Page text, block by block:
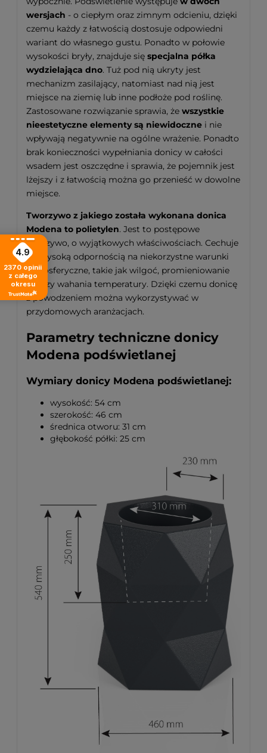
wersjach - o ciepłym oraz zimnym odcieniu, dzięki
czemu każdy z łatwością dostosuje odpowiedni
wariant do własnego gustu. Ponadto w połowie
wysokości bryły, znajduje się specjalna półka
wydzielająca dno. Tuż pod nią ukryty jest
mechanizm zasilający, natomiast nad nią jest
miejsce na ziemię lub inne podłoże pod roślinę.
Zastosowane rozwiązanie sprawia, że wszystkie
nieestetyczne elementy są niewidoczne i nie
wpływają negatywnie na ogólne wrażenie. Ponadto
brak konieczności wypełniania donicy w całości
wsadem jest oszczędne i sprawia, że pojemnik jest
lżejszy i z łatwością można go przenieść w dowolne
miejsce.
Tworzywo z jakiego została wykonana donica
Modena to polietylen. Jest to postępowe
tworzywo, o wyjątkowych właściwościach. Cechuje
się wysoką odpornością na niekorzystne warunki
atmosferyczne, takie jak wilgoć, promieniowanie
UV czy wahania temperatury. Dzięki czemu donicę
z powodzeniem można wykorzystywać w
przydomowych aranżacjach.
Parametry techniczne donicy
Modena podświetlanej
Wymiary donicy Modena podświetlanej:
wysokość: 54 cm
szerokość: 46 cm
średnica otworu: 31 cm
głębokość półki: 25 cm
4.9
2370 opinii
z całego
okresu